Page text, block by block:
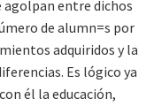
entre dichos
de alumn=s por
adquiridos y la
Es lógico ya
él la educación,